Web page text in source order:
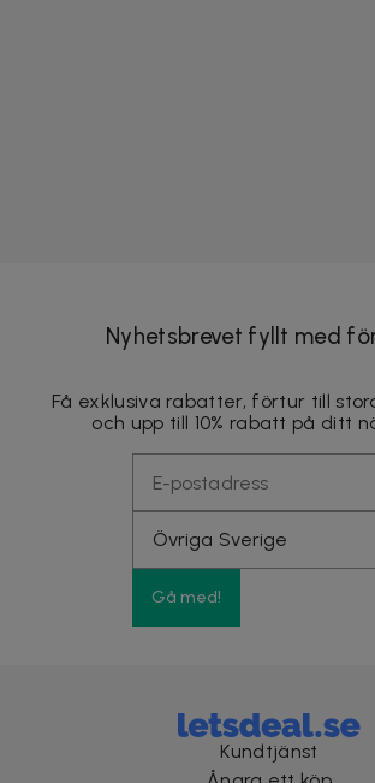
Nyhetsbrevet fyllt med
Få exklusiva rabatter, förtur till
och upp till 10% rabatt på ditt
Gå med!
Kundtjänst